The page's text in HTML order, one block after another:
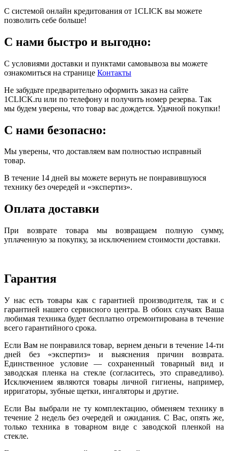
С системой онлайн кредитования от 1CLICK вы можете
позволить себе больше!
С нами быстро и выгодно:
С условиями доставки и пунктами самовывоза вы можете
ознакомиться на странице Контакты
Не забудьте предварительно оформить заказ на сайте
1CLICK.ru или по телефону и получить номер резерва. Так
мы будем уверены, что товар вас дождется. Удачной покупки!
С нами безопасно:
Мы уверены, что доставляем вам полностью исправный
товар.
В течение 14 дней вы можете вернуть не понравившуюся
технику без очередей и «экспертиз».
Оплата доставки
При возврате товара мы возвращаем полную сумму,
уплаченную за покупку, за исключением стоимости доставки.
Гарантия
У нас есть товары как с гарантией производителя, так и с
гарантией нашего сервисного центра. В обоих случаях Ваша
любимая техника будет бесплатно отремонтирована в течение
всего гарантийного срока.
Если Вам не понравился товар, вернем деньги в течение 14-ти
дней без «экспертиз» и выяснения причин возврата.
Единственное условие — сохраненный товарный вид и
заводская пленка на стекле (согласитесь, это справедливо).
Исключением являются товары личной гигиены, например,
ирригаторы, зубные щетки, ингаляторы и другие.
Если Вы выбрали не ту комплектацию, обменяем технику в
течение 2 недель без очередей и ожидания. С Вас, опять же,
только техника в товарном виде с заводской пленкой на
стекле.